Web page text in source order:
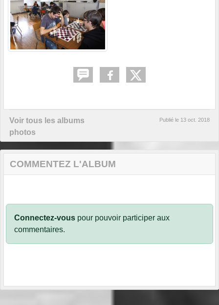
Voir tous les albums
photos
Publié le 13 oct. 2018
COMMENTEZ L'ALBUM
Connectez-vous pour pouvoir participer aux
commentaires.